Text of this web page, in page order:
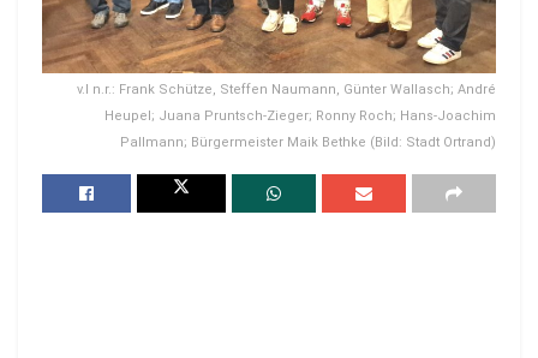
v.l n.r.: Frank Schütze, Steffen Naumann, Günter Wallasch; André
Heupel; Juana Pruntsch-Zieger; Ronny Roch; Hans-Joachim
Pallmann; Bürgermeister Maik Bethke (Bild: Stadt Ortrand)